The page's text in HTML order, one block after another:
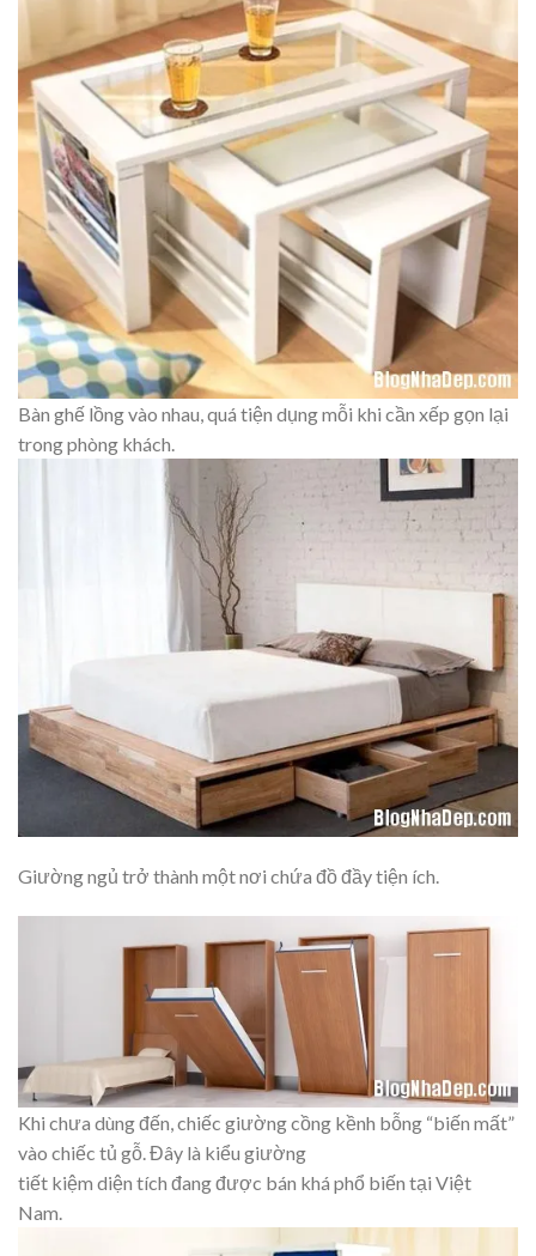
Bàn ghế lồng vào nhau, quá tiện dụng mỗi khi cần xếp gọn lại
trong phòng khách.
Giường ngủ trở thành một nơi chứa đồ đầy tiện ích.
Khi chưa dùng đến, chiếc giường cồng kềnh bỗng “biến mất”
vào chiếc tủ gỗ. Đây là kiểu giường
tiết kiệm diện tích đang được bán khá phổ biến tại Việt
Nam.